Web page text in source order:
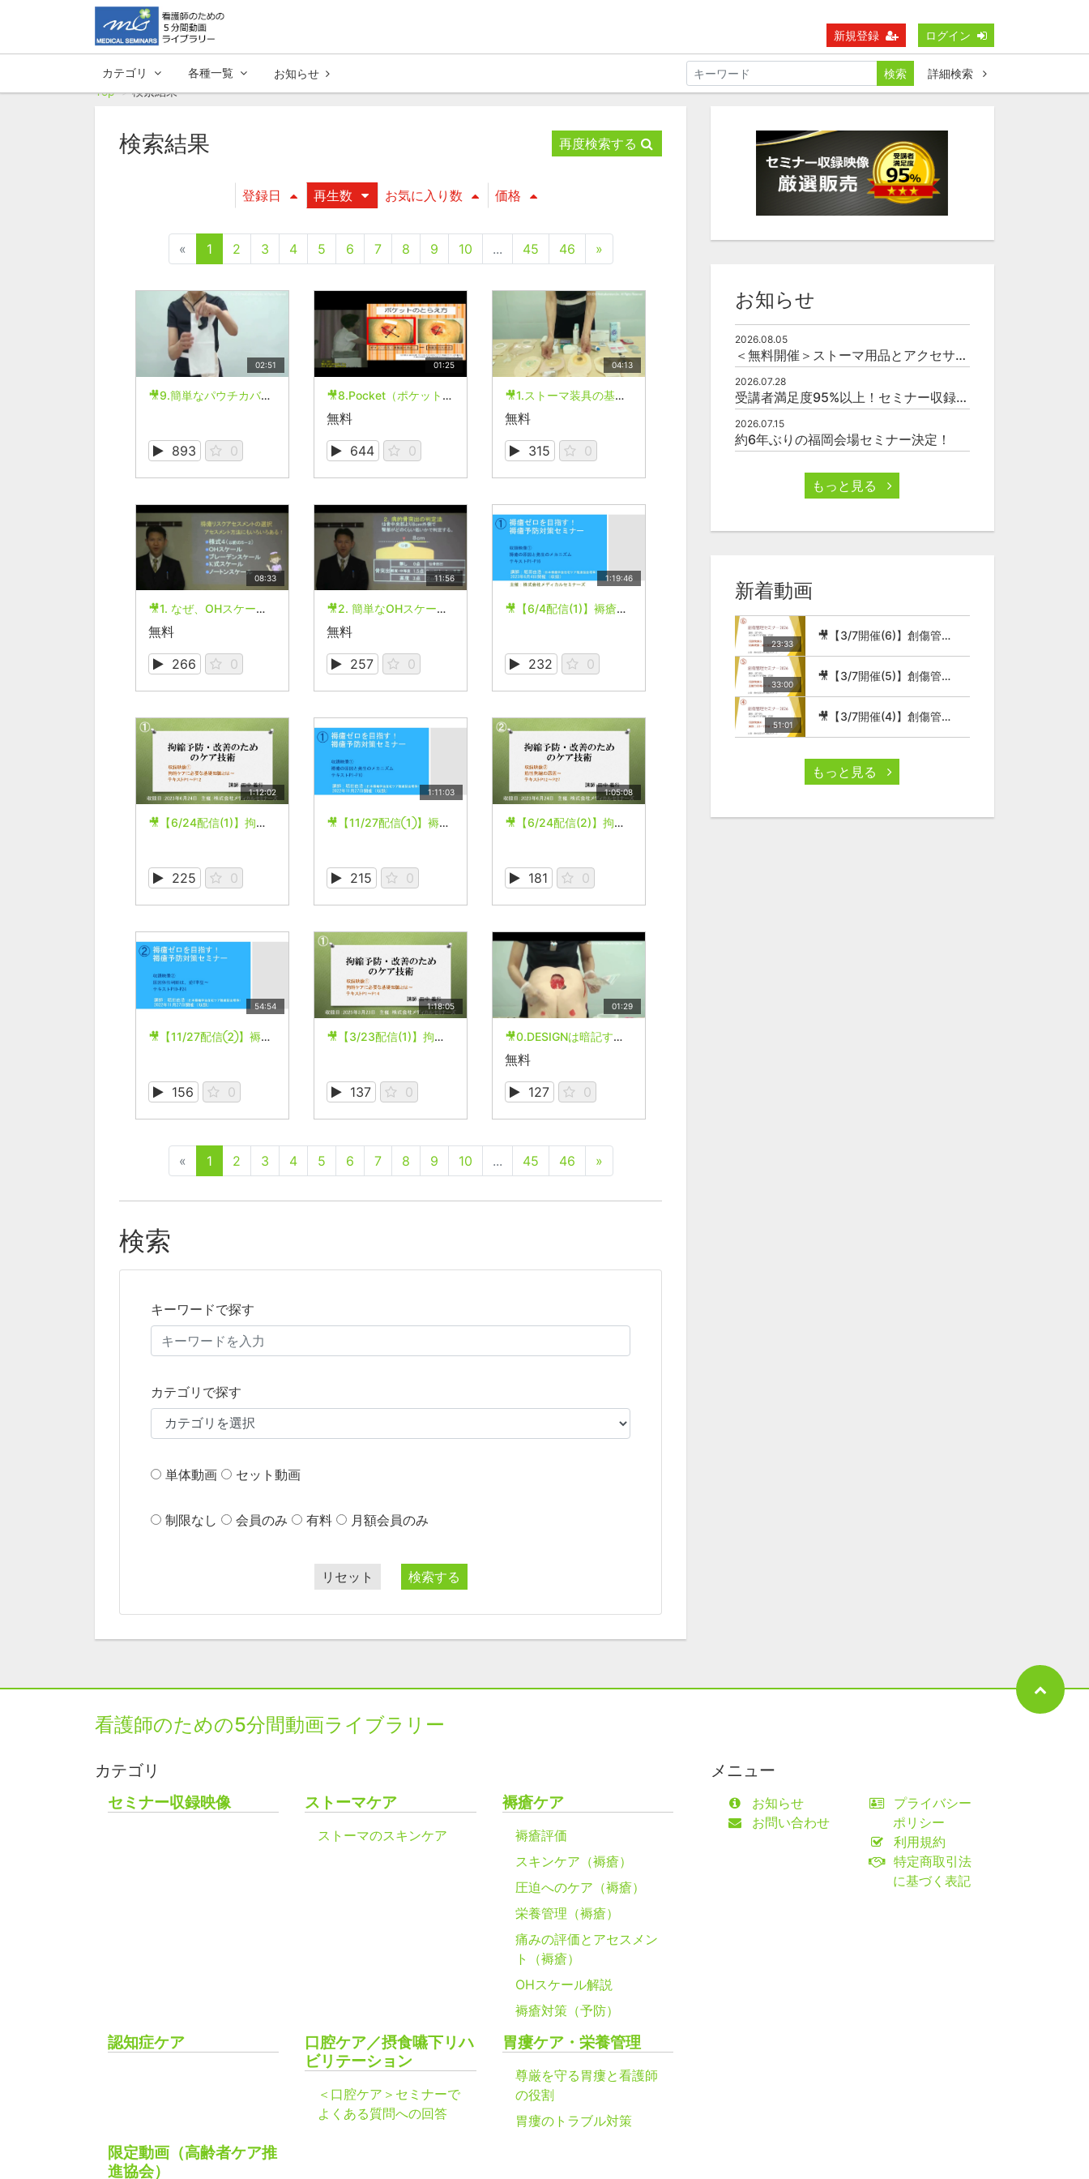
新規登録 ログイン
カテゴリ 各種一覧 お知らせ 検索
詳細検索
Top
検索結果
検索結果 再度検索する
登録日 再生数 お気に入り数 価格
« 1 2 3 4 5 6 7 8 9 10 ... 45 46 »
02:51
🎥9.簡単なパウチカバーの作り方
893 0
01:25
🎥8.Pocket（ポケット）【褥瘡評価】
無料
644
0
04:13
🎥1.ストーマ装具の基本情報
無料
315
0
08:33
🎥1. なぜ、OHスケールを使った褥瘡対策が有効なのか？
無料
266
0
11:56
🎥2. 簡単なOHスケール判定方法
無料
257
0
1:19:46
🎥【6/4配信(1)】褥瘡ゼロを目指す！褥瘡予防対策セミナー
232 0
1:12:02
🎥【6/24配信(1)】拘縮予防・改善のためのケア技術
225 0
1:11:03
🎥【11/27配信①】褥瘡ゼロを目指す！褥瘡予防対策セミナー
215 0
1:05:08
🎥【6/24配信(2)】拘縮予防・改善のためのケア技術
181 0
54:54
🎥【11/27配信②】褥瘡ゼロを目指す！褥瘡予防対策セミナー
156 0
1:18:05
🎥【3/23配信(1)】拘縮予防・改善のためのケア技術
137 0
01:29
🎥0.DESIGNは暗記する必要ありません
無料
127
0
« 1 2 3 4 5 6 7 8 9 10 ... 45 46 »
検索
キーワードで探す
カテゴリで探す
単体動画 セット動画
制限なし 会員のみ 有料 月額会員のみ
リセット 検索する
お知らせ
2026.08.05
＜無料開催＞ストーマ用品とアクセサリーの使い方（オンライン）
2026.07.28
受講者満足度95%以上！セミナー収録映像の厳選販売
2026.07.15
約6年ぶりの福岡会場セミナー決定！
もっと見る
新着動画
23:33
🎥【3/7開催(6)】創傷管理セミナー2026
33:00
🎥【3/7開催(5)】創傷管理セミナー2026
51:01
🎥【3/7開催(4)】創傷管理セミナー2026
もっと見る
看護師のための5分間動画ライブラリー
カテゴリ
セミナー収録映像
ストーマケア
ストーマのスキンケア
褥瘡ケア
褥瘡評価
スキンケア（褥瘡）
圧迫へのケア（褥瘡）
栄養管理（褥瘡）
痛みの評価とアセスメン
ト（褥瘡）
OHスケール解説
褥瘡対策（予防）
認知症ケア
口腔ケア／摂食嚥下リハ
ビリテーション
＜口腔ケア＞セミナーで
よくある質問への回答
胃瘻ケア・栄養管理
尊厳を守る胃瘻と看護師
の役割
胃瘻のトラブル対策
限定動画（高齢者ケア推
進協会）
メニュー
お知らせ
お問い合わせ
プライバシー
ポリシー
利用規約
特定商取引法
に基づく表記